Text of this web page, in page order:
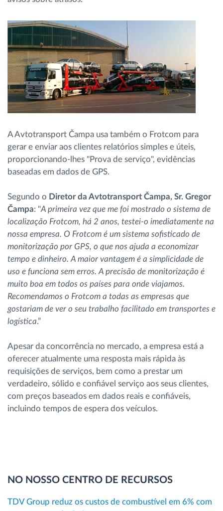
Calculadora de Benefícios
A Avtotransport Čampa usa também o Frotcom para
gerar e enviar aos clientes relatórios simples e úteis,
proporcionando-lhes "Prova de serviço", evidências
baseadas em dados de GPS.
Segundo o Diretor da Avtotransport Čampa, Sr. Gregor
Čampa: "A primeira vez que me foi mostrado o sistema de
localização Frotcom, há 2 anos, testei-o imediatamente na
nossa empresa. O Frotcom é um sistema sofisticado de
monitorização por GPS, o que nos ajuda a economizar
tempo e dinheiro. A maior vantagem é a simplicidade de
uso e funciona sem erros. A precisão de monitorização é
muito boa em todos os países para onde viajamos.
Recomendamos o Frotcom a todas as empresas que
gostariam de ver o seu trabalho facilitado em transportes e
logística.”
Apesar da concorrência no mercado, a empresa está a
oferecer atualmente uma resposta mais rápida às
requisições de serviços, bem como a prestar um
verdadeiro, sólido e confiável serviço aos seus clientes,
com preços baseados em dados reais e confiáveis,
incluindo tempos de espera dos veículos.
NO NOSSO CENTRO DE RECURSOS
TDV Group reduz os custos de combustível em 6% com